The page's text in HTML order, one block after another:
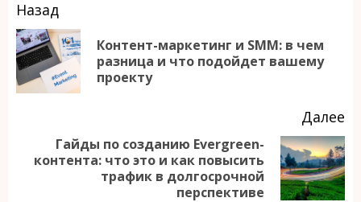
Продолжить
чтение
Назад
Контент-маркетинг и SMM: в чем
разница и что подойдет вашему
проекту
Далее
Следующая
Гайды по созданию Evergreen-
контента: что это и как повысить
трафик в долгосрочной
перспективе